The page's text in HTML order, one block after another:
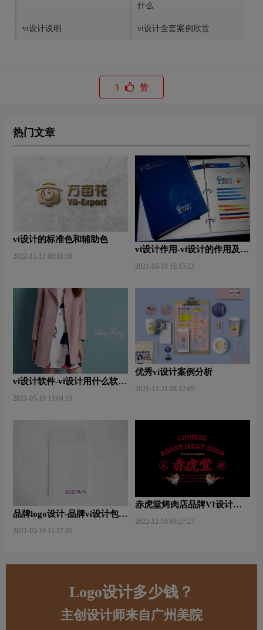
什么
vi设计说明 vi设计全套案例欣赏
3 赞
热门文章
vi设计的标准色和辅助色
2022-11-12 08:16:18
vi设计作用-vi设计的作用及意
2021-05-10 16:15:22
vi设计软件-vi设计用什么软件
2021-05-10 15:04:15
优秀vi设计案例分析
2021-12-21 08:12:05
品牌logo设计-品牌vi设计包括
2021-05-10 15:37:35
赤虎堂烤肉店品牌VI设计赏
2022-12-10 08:27:27
Logo设计多少钱？
主创设计师来自广州美院